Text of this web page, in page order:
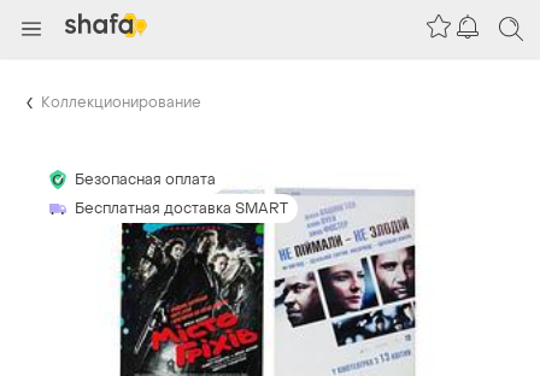
Коллекционирование
Безопасная оплата
Бесплатная доставка SMART